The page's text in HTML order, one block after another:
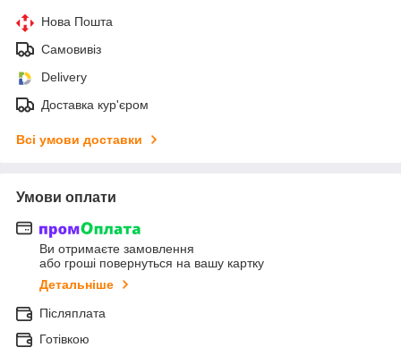
Нова Пошта
Самовивіз
Delivery
Доставка кур'єром
Всі умови доставки
Умови оплати
Ви отримаєте замовлення
або гроші повернуться на вашу картку
Детальніше
Післяплата
Готівкою